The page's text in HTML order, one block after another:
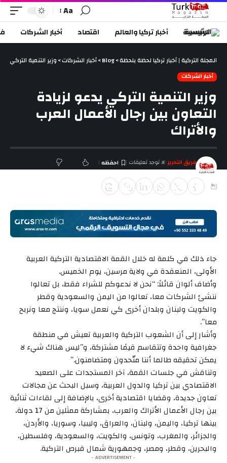
Aa
الرئيسية أخبار تركيا والعالم اقتصاد أخبار الشركات
المجلة التركية | أخبار تركيا لحظة بلحظة>
Blog
>أخبار الشركات>وزير التنمية التركي
أخبار الشركات
وزير التنمية التركي يدعو لزيادة
التعاون بين رجال الأعمال العرب
والأتراك
آخر تحديث يناير 11, 2018 2:40 م
فريق التحرير لا توجد تعليقات
جاء ذلك في كلمة له خلال القمة الاقتصادية التركية العربية
الأولى، المنعقدة في ولاية مرسين، يوم الخميس.
وأضاف ألوان قائلاً: “نحن لا ندعوكم للشراء فقط، بل تعالوا
ننشئ الشركات معا، تعالوا من اليمن والسعودية وقطر
والكويت ولبنان وبلدان أخرى كي نعمل سويا، وننتج معا ونربح
معا”.
وأشار إلى أن الشعوب التركية والعربية تعيش في منطقة
جغرافية واحدة وتتقاسم قيمًا مشتركة، و”ليس هناك شيء لا
يمكن تحقيقه طالما أننا متّحدون ومتضامنون.”
وتناقش في جلسات القمة، آخر المستجدات على الصعيد
الاقتصادي بين تركيا والدول العربية، وسبل البحث عن مجالات
تعاون جديدة، وقضايا اقتصادية أخرى، بالإضافة إلى لقاءات ثنائية
بين رجال الأعمال الأتراك والعرب، بمشاركة ممثلين من 17 دولة،
بينها تركيا، واليمن، ولبنان، والعراق، وليبيا، وسوريا، والأردن،
والجزائر، والمغرب، وتونس، والكويت، والسعودية، وفلسطين،
والبحرين، وقطر، ومصر، وجمهورية شمال قبرص التركية.
- ADVERTISEMENT -